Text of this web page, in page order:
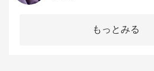
もっとみる